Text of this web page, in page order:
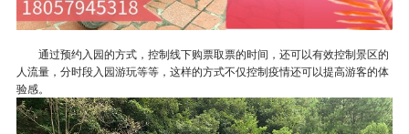
通过预约入园的方式，控制线下购票取票的时间，还可以有效控制景区的
人流量，分时段入园游玩等等，这样的方式不仅控制疫情还可以提高游客的体
验感。